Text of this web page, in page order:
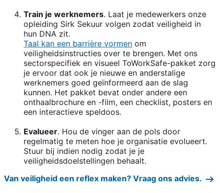
Train je werknemers. Laat je medewerkers onze
opleiding Sirk Sekuur volgen zodat veiligheid in
hun DNA zit.
Taal kan een barrière vormen om
veiligheidsinstructies over te brengen. Met ons
sectorspecifiek en visueel ToWorkSafe-pakket zorg
je ervoor dat ook je nieuwe en anderstalige
werknemers goed geïnformeerd aan de slag
kunnen. Het pakket bevat onder andere een
onthaalbrochure en -film, een checklist, posters en
een interactieve speldoos.
Evalueer. Hou de vinger aan de pols door
regelmatig te meten hoe je organisatie evolueert.
Stuur bij indien nodig zodat je je
veiligheidsdoelstellingen behaalt.
Van veiligheid een reflex maken? Vraag ons advies.